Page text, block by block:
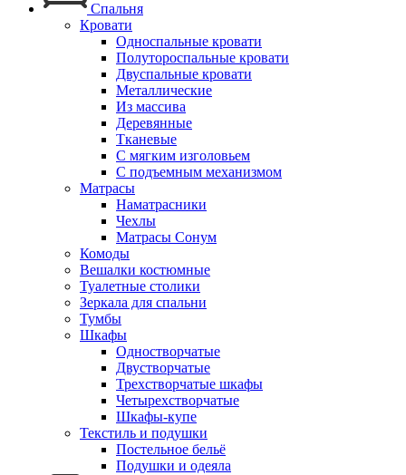
Спальня
Кровати
Односпальные кровати
Полутороспальные кровати
Двуспальные кровати
Металлические
Из массива
Деревянные
Тканевые
С мягким изголовьем
С подъемным механизмом
Матрасы
Наматрасники
Чехлы
Матрасы Сонум
Комоды
Вешалки костюмные
Туалетные столики
Зеркала для спальни
Тумбы
Шкафы
Одностворчатые
Двустворчатые
Трехстворчатые шкафы
Четырехстворчатые
Шкафы-купе
Текстиль и подушки
Постельное бельё
Подушки и одеяла